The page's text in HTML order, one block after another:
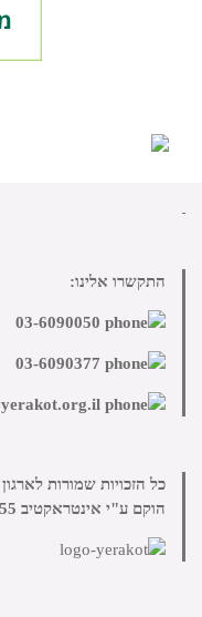
התקשרו אלינו:
כל הזכויות שמורות
הוקם ע"י אינטראקטיב 555